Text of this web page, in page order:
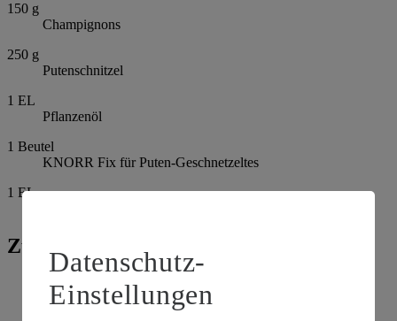
150 g
Champignons
250 g
Putenschnitzel
1 EL
Pflanzenöl
1 Beutel
KNORR Fix für Puten-Geschnetzeltes
1 EL
Zubereitung
Bandnudeln nach Packungsangabe zubereiten.
Zwiebel schälen und hacken. Lauch und Champignons
Datenschutz-
Einstellungen